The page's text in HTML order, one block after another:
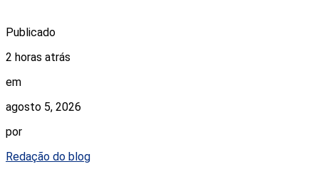
Publicado
2 horas atrás
em
agosto 5, 2026
por
Redação do blog